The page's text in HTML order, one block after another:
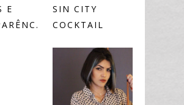
E
SIN CITY
COCKTAIL